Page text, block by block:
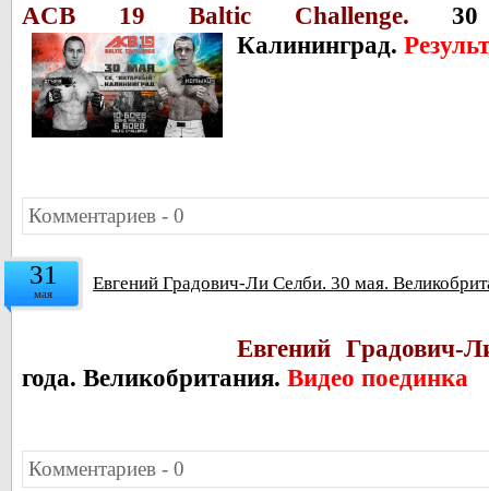
ACB 19 Baltic Challenge. 30
Калининград.
Комментариев - 0
31
мая Евгений Градович-Ли Селби. 30 мая.
Евгений Градович-
года. Великобритания. Видео поединка
Комментариев - 0